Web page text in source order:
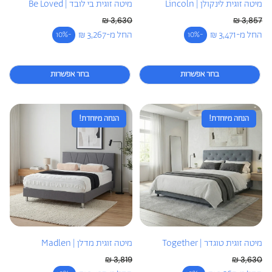
מיטה זוגית לינקולן | Lincoln
החל מ-3,471 ₪ -10% מחיר מבצע
מחיר רגיל
3,857 ₪
בחר אפשרות
מיטה זוגית בי לובד | Be Loved
החל מ-3,267 ₪ -10% מחיר מבצע
מחיר רגיל
3,630 ₪
בחר אפשרות
הנחה מיוחדת!
מיטה זוגית טוגדר | Together
3,630 ₪
הנחה מיוחדת!
מיטה זוגית מדלן | Madlen
3,819 ₪